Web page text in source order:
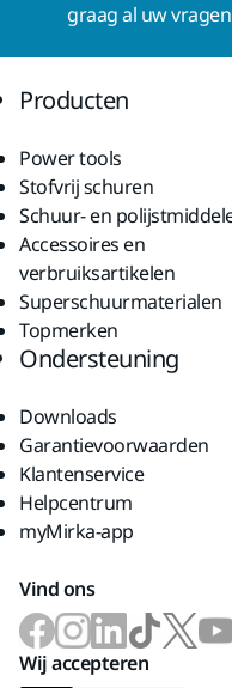
graag al uw
Producten
Power tools
Stofvrij schuren
Schuur- en
Accessoires en
verbruiksartikelen
Superschuurmaterialen
Topmerken
Ondersteuning
Downloads
Garantievoorwaarden
Klantenservice
Helpcentrum
myMirka-app
Vind ons
Wij accepteren